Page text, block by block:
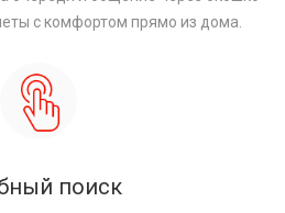
с комфортом прямо из дома.
поиск